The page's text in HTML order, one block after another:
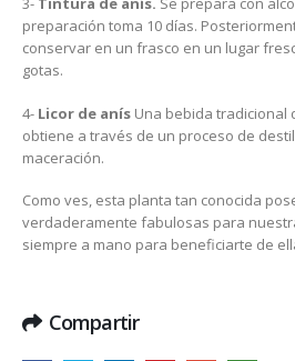
preparación toma 10 días.
conservar en un frasco en un lugar
gotas.
4- Licor de anís Una bebida tradicional
obtiene a través de un proceso de
maceración.
Como ves, esta planta tan conocida
verdaderamente fabulosas para
siempre a mano para beneficiarte de
Compartir